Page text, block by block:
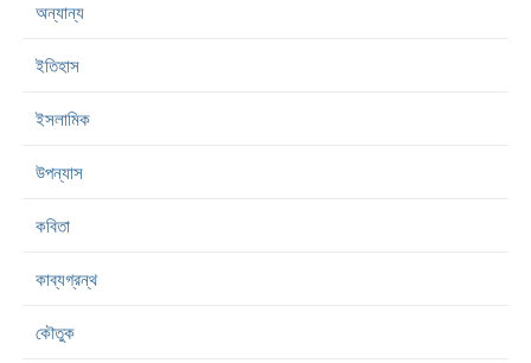
অন্যান্য
ইতিহাস
ইসলামিক
উপন্যাস
কবিতা
কাব্যগ্রন্থ
কৌতুক